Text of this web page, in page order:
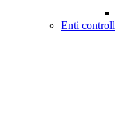
Enti